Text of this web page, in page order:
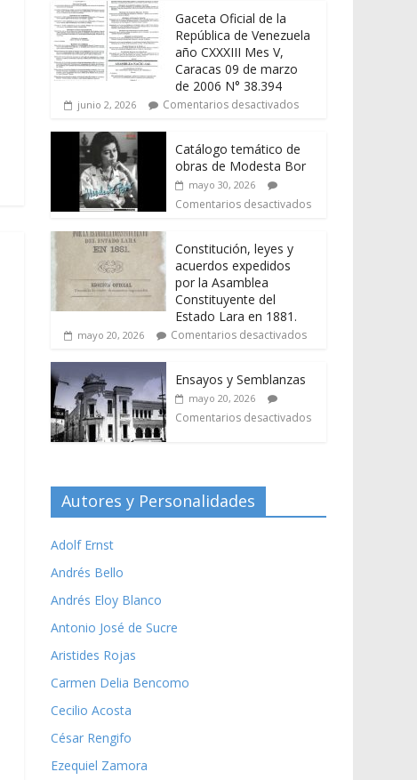
Gaceta Oficial de la
República de Venezuela
año CXXXIII Mes V,
Caracas 09 de marzo
de 2006 N° 38.394
junio 2, 2026 Comentarios desactivados
Catálogo temático de
obras de Modesta Bor
mayo 30, 2026
Comentarios desactivados
Constitución, leyes y
acuerdos expedidos
por la Asamblea
Constituyente del
Estado Lara en 1881.
mayo 20, 2026 Comentarios desactivados
Ensayos y Semblanzas
mayo 20, 2026
Comentarios desactivados
Autores y Personalidades
Adolf Ernst
Andrés Bello
Andrés Eloy Blanco
Antonio José de Sucre
Aristides Rojas
Carmen Delia Bencomo
Cecilio Acosta
César Rengifo
Ezequiel Zamora